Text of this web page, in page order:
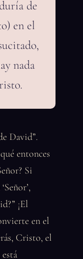
de
en el
nada
David”.
entonces
Si
¡El
en el
Cristo, el